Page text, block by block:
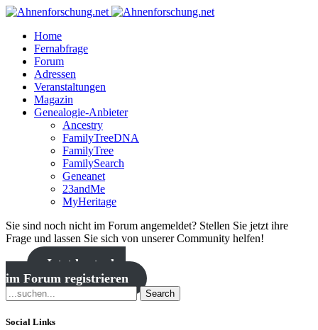
Home
Fernabfrage
Forum
Adressen
Veranstaltungen
Magazin
Genealogie-Anbieter
Ancestry
FamilyTreeDNA
FamilyTree
FamilySearch
Geneanet
23andMe
MyHeritage
Sie sind noch nicht im Forum angemeldet? Stellen Sie jetzt ihre
Frage und lassen Sie sich von unserer Community helfen!
Jetzt kostenlos
im Forum registrieren
Search
Social Links